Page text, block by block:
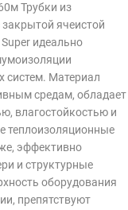
Трубки из
ячеистой
идеально
систем. Материал
средам, обладает
влагостойкостью и
теплоизоляционные
эффективно
и структурные
оборудования
препятствуют